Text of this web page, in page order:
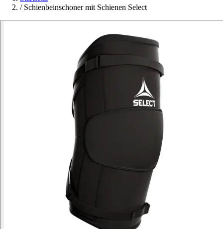
/ Schienbeinschoner mit Schienen Select